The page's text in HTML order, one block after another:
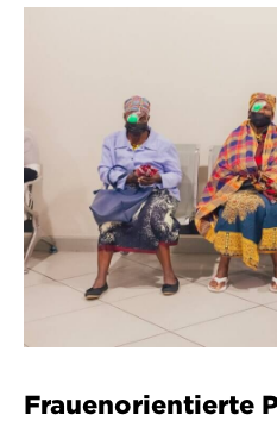
Frauenorientierte